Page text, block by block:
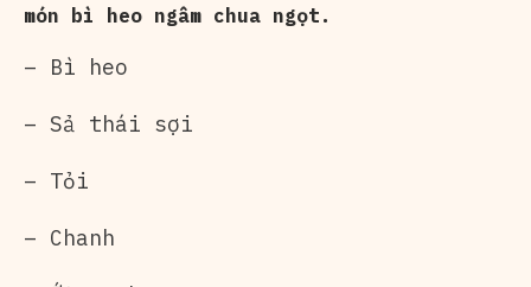
món bì heo ngâm chua ngọt.
– Bì heo
– Sả thái sợi
– Tỏi
– Chanh